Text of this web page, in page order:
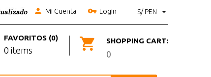
S/ PEN
Mi Cuenta Login
SHOPPING CART:
0
FAVORITOS (0)
0 items